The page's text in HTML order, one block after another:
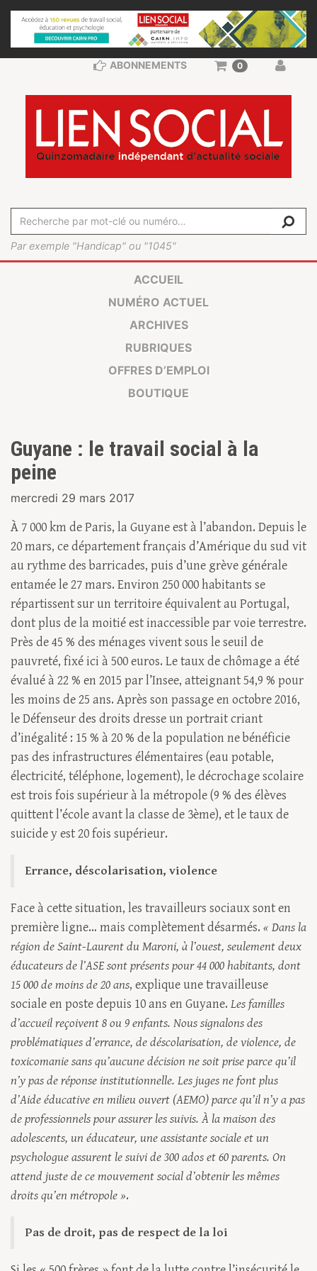
Par exemple "Handicap" ou "1045"
ABONNEMENTS 0
ACCUEIL
NUMÉRO ACTUEL
ARCHIVES
RUBRIQUES
OFFRES D’EMPLOI
BOUTIQUE
Guyane : le travail social à la
peine
mercredi 29 mars 2017
À 7 000 km de Paris, la Guyane est à l’abandon. Depuis le
20 mars, ce département français d’Amérique du sud vit
au rythme des barricades, puis d’une grève générale
entamée le 27 mars. Environ 250 000 habitants se
répartissent sur un territoire équivalent au Portugal,
dont plus de la moitié est inaccessible par voie terrestre.
Près de 45 % des ménages vivent sous le seuil de
pauvreté, fixé ici à 500 euros. Le taux de chômage a été
évalué à 22 % en 2015 par l’Insee, atteignant 54,9 % pour
les moins de 25 ans. Après son passage en octobre 2016,
le Défenseur des droits dresse un portrait criant
d’inégalité : 15 % à 20 % de la population ne bénéficie
pas des infrastructures élémentaires (eau potable,
électricité, téléphone, logement), le décrochage scolaire
est trois fois supérieur à la métropole (9 % des élèves
quittent l’école avant la classe de 3ème), et le taux de
suicide y est 20 fois supérieur.
Errance, déscolarisation, violence
Face à cette situation, les travailleurs sociaux sont en
première ligne… mais complètement désarmés. « Dans la
région de Saint-Laurent du Maroni, à l’ouest, seulement deux
éducateurs de l’ASE sont présents pour 44 000 habitants, dont
15 000 de moins de 20 ans, explique une travailleuse
sociale en poste depuis 10 ans en Guyane. Les familles
d’accueil reçoivent 8 ou 9 enfants. Nous signalons des
problématiques d’errance, de déscolarisation, de violence, de
toxicomanie sans qu’aucune décision ne soit prise parce qu’il
n’y pas de réponse institutionnelle. Les juges ne font plus
d’Aide éducative en milieu ouvert (AEMO) parce qu’il n’y a pas
de professionnels pour assurer les suivis. À la maison des
adolescents, un éducateur, une assistante sociale et un
psychologue assurent le suivi de 300 ados et 60 parents. On
attend juste de ce mouvement social d’obtenir les mêmes
droits qu’en métropole ».
Pas de droit, pas de respect de la loi